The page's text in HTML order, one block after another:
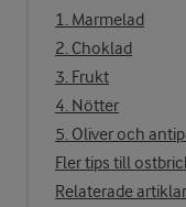
1. Marmelad
2. Choklad
3. Frukt
4. Nötter
5. Oliver och
Fler tips till
Relaterade artiklar